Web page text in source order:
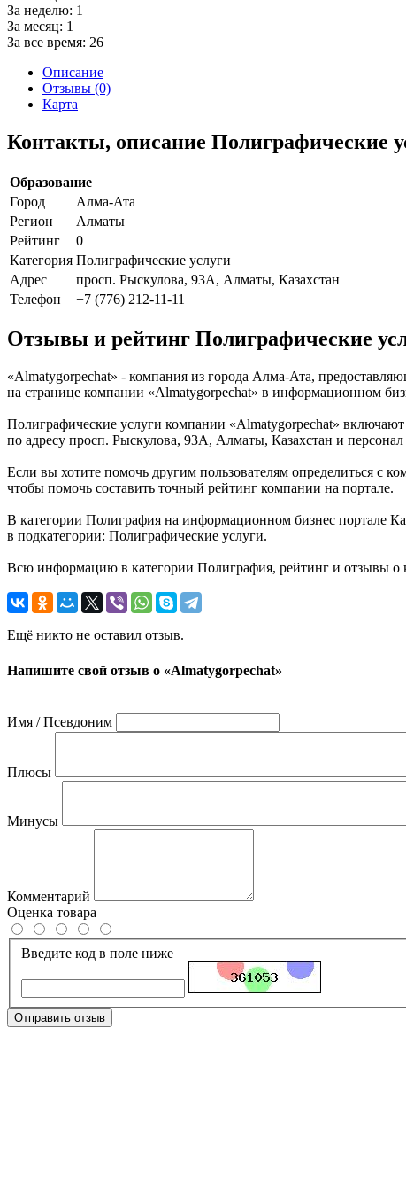
За неделю: 1
За месяц: 1
За все время: 26
Описание
Отзывы (0)
Карта
Контакты, описание Полиграфические
Образование
Город
Алма-Ата
Регион
Алматы
Рейтинг
0
Категория Полиграфические услуги
Адрес
просп. Рыскулова, 93А, Алматы, Казахстан
Телефон
+7 (776) 212-11-11
Отзывы и рейтинг Полиграфические
«Almatygorpechat» - компания из города Алма-Ата,
на странице компании «Almatygorpechat» в информационном
Полиграфические услуги компании «Almatygorpechat»
по адресу просп. Рыскулова, 93А, Алматы, Казахстан и
Если вы хотите помочь другим пользователям определиться с
чтобы помочь составить точный рейтинг компании на портале.
В категории Полиграфия на информационном бизнес портале
в подкатегории: Полиграфические услуги.
Всю информацию в категории Полиграфия, рейтинг и отзывы о
Ещё никто не оставил отзыв.
Напишите свой отзыв о «Almatygorpechat»
Имя / Псевдоним
Плюсы
Минусы
Комментарий
Оценка товара
Введите код в поле ниже
Отправить отзыв